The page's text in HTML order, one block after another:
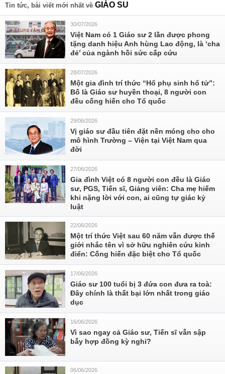
Tin tức, bài viết mới nhất về GIÁO SU
30/07/2026
Việt Nam có 1 Giáo sư 2 lần được phong
tặng danh hiệu Anh hùng Lao động, là ‘cha
đẻ’ của ngành hồi sức cấp cứu
28/07/2026
Một gia đình trí thức “Hổ phụ sinh hổ tử”:
Bố là Giáo sư huyền thoại, 8 người con
đều cống hiến cho Tổ quốc
29/06/2026
Vị giáo sư đầu tiên đặt nền móng cho cho
mô hình Trường – Viện tại Việt Nam qua
đời
27/06/2026
Gia đình Việt có 8 người con đều là Giáo
sư, PGS, Tiến sĩ, Giảng viên: Cha mẹ hiếm
khi nặng lời với con, ai cũng tự giác kỷ
luật
22/06/2026
Một trí thức Việt sau 60 năm vẫn được thế
giới nhắc tên vì sở hữu nghiên cứu kinh
điển: Cống hiến đặc biệt cho Tổ quốc
17/06/2026
Giáo sư 100 tuổi bị 3 đứa con đưa ra toà:
Đây chính là thất bại lớn nhất trong giáo
dục
16/06/2026
Vì sao ngay cả Giáo sư, Tiến sĩ vẫn sập
bẫy hợp đồng kỳ nghỉ?
06/06/2026